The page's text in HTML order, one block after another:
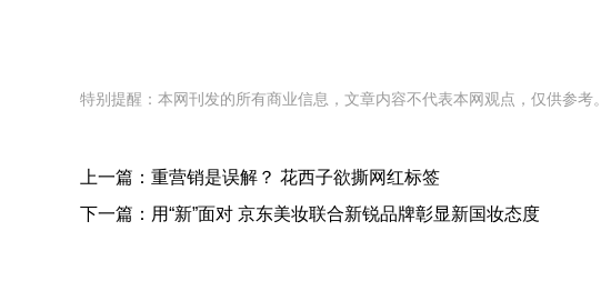
特别提醒：本网刊发的所有商业信息，文章内容不代表本网观点，仅供参考。
上一篇： 重营销是误解？ 花西子欲撕网红标签
下一篇： 用“新”面对 京东美妆联合新锐品牌彰显新国妆态度